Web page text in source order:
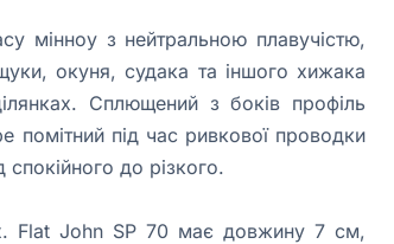
мінноу з нейтральною плавучістю,
окуня, судака та іншого хижака
Сплющений з боків профіль
помітний під час ривкової проводки
до різкого.
Flat John SP 70 має довжину 7 см,